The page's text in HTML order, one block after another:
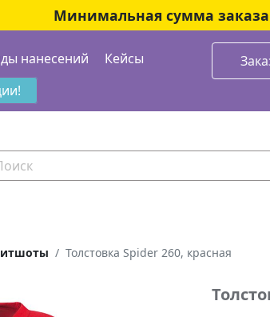
Минимальная сумма заказа
нанесений Кейсы
Толстовка Spider 260, красная